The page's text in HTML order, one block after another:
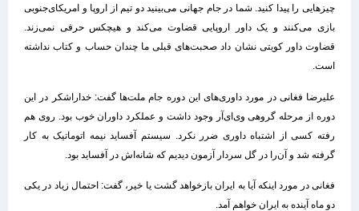
چیزهایی را پیدا کنید. شما در جام جهانی می‌بینید دو تیم از اروپا و امریکای‌جنوبی
بازی می‌کنند و یک داور اروپایی قضاوت می‌کند و هیچکس حرفی نمی‌زند.
قضاوت داور کویتی نشان داد صحبت‌های قبلی ما چندان حساب و کتاب نداشته
است.
علیرضا فغانی در مورد داوری‌های این دوره جام ملت‌ها گفت: خداراشکر در این
دوره از مرحله گروهی وی‌ای‌آر وجود داشت و عملکرد داوران خوب بود. روی هم
رفته کسی از اشتباه داوری ضرر نکرد. سیستم آفساید نیمه اتوماتیک به کار
گرفته شد و آن‌را در گل سردار آزمون دیدیم که شانه‌اش در آفساید بود.
فغانی در مورد اینکه آیا به ایران بازخواهد گشت یا خیر، گفت: احتمال زیاد در یکی
دو ماه آینده به ایران خواهم آمد.